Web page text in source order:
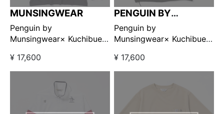
MUNSINGWEAR
Penguin by
Munsingwear× Kuchibue
チロングスリーブモックネ
ック ブラック 【GO/LOOK!
¥ 17,600
PENGUIN BY
MUNSINGWEAR
Penguin by
Munsingwear× Kuchibue
リティプルオーバーベスト
ブラック 【GO/LOOK!限定
¥ 17,600